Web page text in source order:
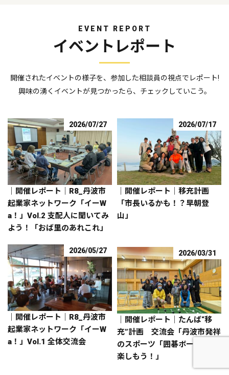
EVENT REPORT
イベントレポート
開催されたイベントの様子を、参加した相談員の視点でレポート!
興味の湧くイベントが見つかったら、チェックしていこう。
2026/07/27
｜開催レポート｜R8_丹波市
起業家ネットワーク「イーW
a！」Vol.2 支配人に聞いてみ
よう！「おば里のあれこれ」
2026/07/17
｜開催レポート｜移充計画
「市長いるかも！？早朝登
山」
2026/05/27
｜開催レポート｜R8_丹波市
起業家ネットワーク「イーW
a！」Vol.1 全体交流会
2026/03/31
｜開催レポート｜たんば“移
充”計画 交流会「丹波市発祥
のスポーツ「囲碁ボール」を
楽しもう！」